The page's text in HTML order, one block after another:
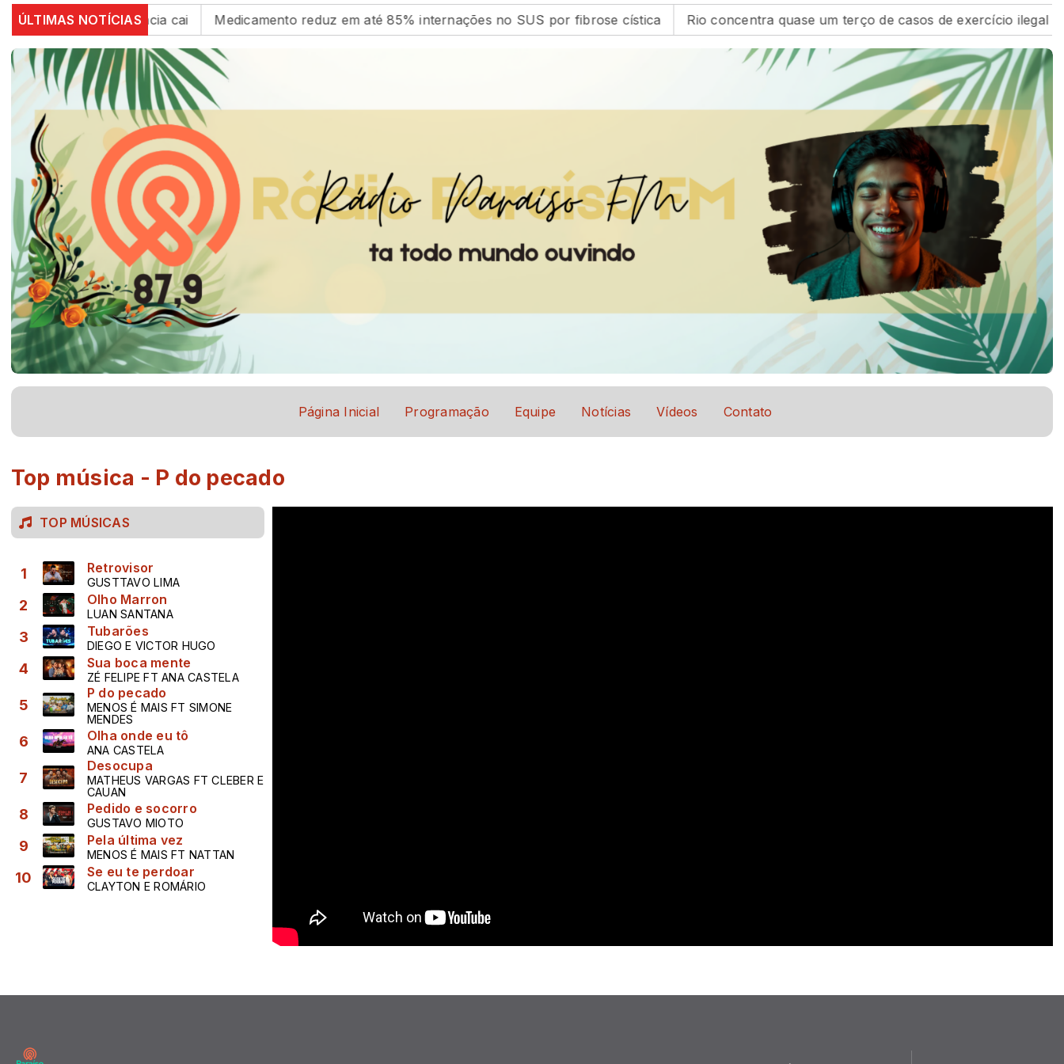
ÚLTIMAS NOTÍCIAS
mas inadimplência cai Medicamento reduz em até 85% internações no SUS por fibrose cística Rio concentra quase um terço de casos de exercício ilegal da
Página Inicial Programação Equipe Notícias Vídeos Contato
Top música - P do pecado
TOP MÚSICAS
1 Retrovisor
GUSTTAVO LIMA
2 Olho Marron
LUAN SANTANA
3 Tubarões
DIEGO E VICTOR HUGO
4 Sua boca mente
ZÉ FELIPE FT ANA CASTELA
5
P do pecado
MENOS É MAIS FT SIMONE
MENDES
6 Olha onde eu tô
ANA CASTELA
7
Desocupa
MATHEUS VARGAS FT CLEBER E
CAUAN
8 Pedido e socorro
GUSTAVO MIOTO
9 Pela última vez
MENOS É MAIS FT NATTAN
10 Se eu te perdoar
CLAYTON E ROMÁRIO